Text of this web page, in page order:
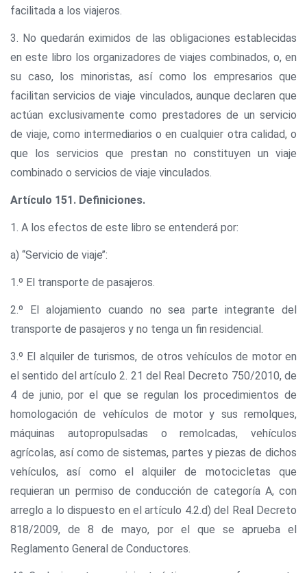
facilitada a los viajeros.
3. No quedarán eximidos de las obligaciones establecidas
en este libro los organizadores de viajes combinados, o, en
su caso, los minoristas, así como los empresarios que
facilitan servicios de viaje vinculados, aunque declaren que
actúan exclusivamente como prestadores de un servicio
de viaje, como intermediarios o en cualquier otra calidad, o
que los servicios que prestan no constituyen un viaje
combinado o servicios de viaje vinculados.
Artículo 151. Definiciones.
1. A los efectos de este libro se entenderá por:
a) ‘‘Servicio de viaje’’:
1.º El transporte de pasajeros.
2.º El alojamiento cuando no sea parte integrante del
transporte de pasajeros y no tenga un fin residencial.
3.º El alquiler de turismos, de otros vehículos de motor en
el sentido del artículo 2. 21 del Real Decreto 750/2010, de
4 de junio, por el que se regulan los procedimientos de
homologación de vehículos de motor y sus remolques,
máquinas autopropulsadas o remolcadas, vehículos
agrícolas, así como de sistemas, partes y piezas de dichos
vehículos, así como el alquiler de motocicletas que
requieran un permiso de conducción de categoría A, con
arreglo a lo dispuesto en el artículo 4.2.d) del Real Decreto
818/2009, de 8 de mayo, por el que se aprueba el
Reglamento General de Conductores.